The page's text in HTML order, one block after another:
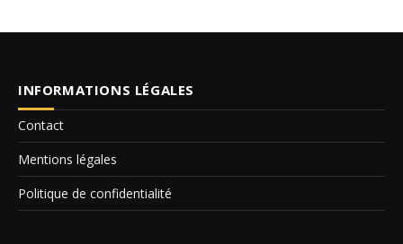
INFORMATIONS LÉGALES
Contact
Mentions légales
Politique de confidentialité